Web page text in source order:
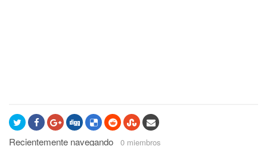
Recientemente navegando 0 miembros